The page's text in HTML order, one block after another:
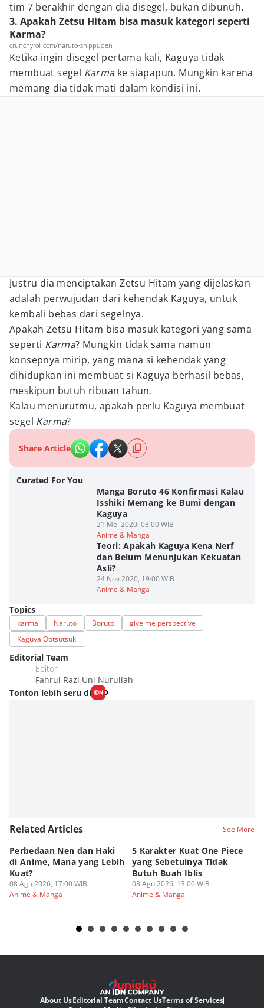
tim 7 berakhir dengan dia disegel, bukan dibunuh.
3. Apakah Zetsu Hitam bisa masuk kategori seperti
Karma?
crunchyroll.com/naruto-shippuden
Ketika ingin disegel pertama kali, Kaguya tidak
membuat segel Karma ke siapapun. Mungkin karena
memang dia tidak mati dalam kondisi ini.
Justru dia menciptakan Zetsu Hitam yang dijelaskan
adalah perwujudan dari kehendak Kaguya, untuk
kembali bebas dari segelnya.
Apakah Zetsu Hitam bisa masuk kategori yang sama
seperti Karma? Mungkin tidak sama namun
konsepnya mirip, yang mana si kehendak yang
dihidupkan ini membuat si Kaguya berhasil bebas,
meskipun butuh ribuan tahun.
Kalau menurutmu, apakah perlu Kaguya membuat
segel Karma?
Share Article
Curated For You
Manga Boruto 46 Konfirmasi Kalau
Isshiki Memang ke Bumi dengan
Kaguya
21 Mei 2020, 03:00 WIB
Anime & Manga
Teori: Apakah Kaguya Kena Nerf
dan Belum Menunjukan Kekuatan
Asli?
24 Nov 2020, 19:00 WIB
Anime & Manga
Topics
karma Naruto Boruto
give me perspective
Kaguya Ootsutsuki
Editorial Team
Editor
Fahrul Razi Uni Nurullah
Tonton lebih seru di
Related Articles See More
Perbedaan Nen dan Haki
di Anime, Mana yang Lebih
Kuat?
08 Agu 2026, 17:00 WIB
Anime & Manga
5 Karakter Kuat One Piece
yang Sebetulnya Tidak
Butuh Buah Iblis
08 Agu 2026, 13:00 WIB
Anime & Manga
About UsEditorial TeamContact UsTerms of Services